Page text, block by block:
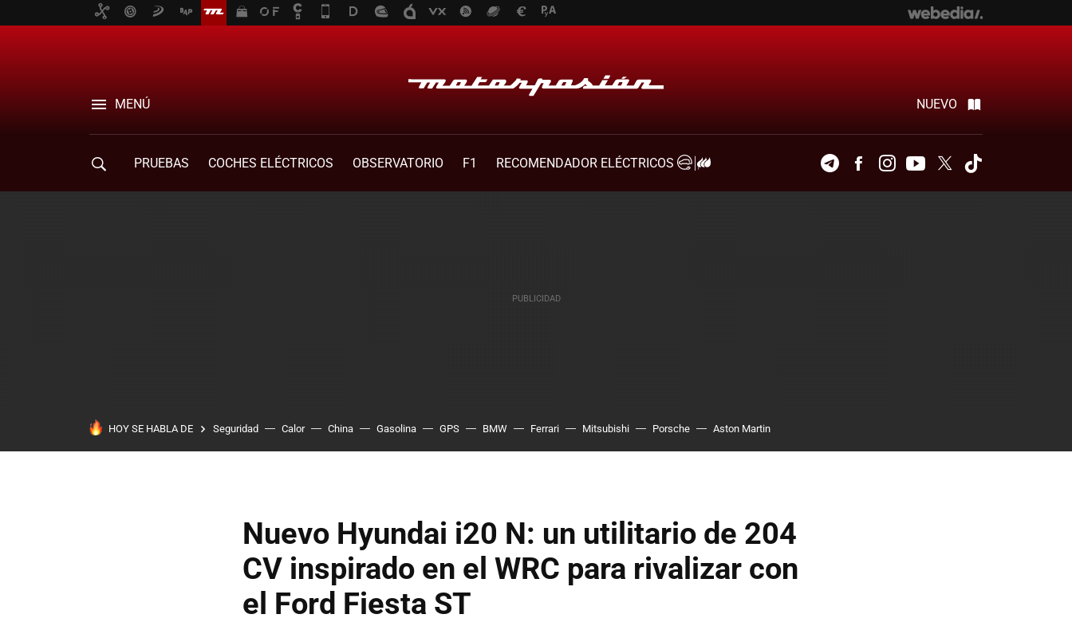
MENÚ NUEVO
PRUEBAS COCHES ELÉCTRICOS OBSERVATORIO F1
RECOMENDADOR ELÉCTRICOS
TelegramFacebookInstagramYoutubeTwitter
HOY SE HABLA DE Seguridad Calor China Gasolina GPS BMW Ferrari Mitsubishi Porsche Aston Martin
Nuevo Hyundai i20 N: un utilitario de 204
CV inspirado en el WRC para rivalizar con
el Ford Fiesta ST